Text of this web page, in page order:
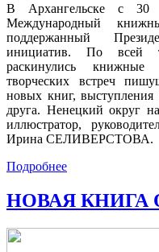
В Архангельске с 30
Международный
поддержанный
инициатив. По всей
раскинулись книжные
творческих встреч
новых книг,
друга. Ненецкий округ
иллюстратор,
Ирина СЕЛИВЕРСТОВА.
Подробнее
НОВАЯ КНИГА